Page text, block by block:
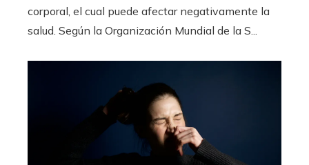
corporal, el cual puede afectar negativamente la
salud. Según la Organización Mundial de la S...